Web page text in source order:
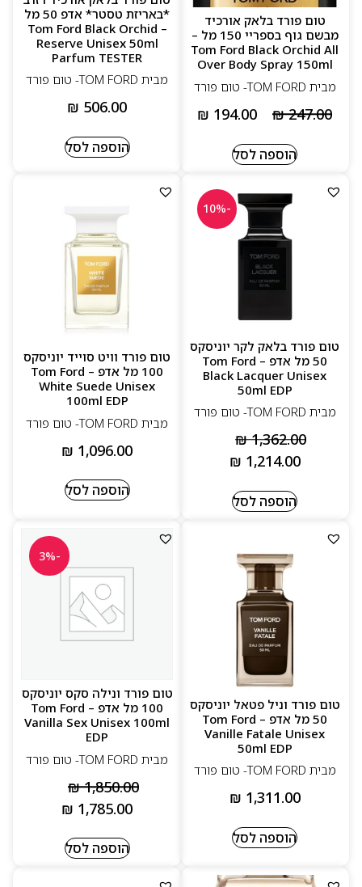
טום פורד בלאק אורכיד
מבשם גוף בספריי 150 מל –
Tom Ford Black Orchid All
Over Body Spray 150ml
מבית TOM FORD- טום פורד
₪247.00
₪ 194.00
הוספה לסל
*באריזת טסטר* אדפ 50 מל
– Tom Ford Black Orchid
Reserve Unisex 50ml
Parfum TESTER
מבית TOM FORD- טום פורד
₪ 506.00
הוספה לסל
-10%
טום פורד בלאק לקר יוניסקס
50 מל אדפ – Tom Ford
Black Lacquer Unisex
50ml EDP
מבית TOM FORD- טום פורד
₪1,362.00
₪ 1,214.00
הוספה לסל
טום פורד וויט סוייד יוניסקס
100 מל אדפ – Tom Ford
White Suede Unisex
100ml EDP
מבית TOM FORD- טום פורד
₪ 1,096.00
הוספה לסל
טום פורד וניל פטאל יוניסקס
50 מל אדפ – Tom Ford
Vanille Fatale Unisex
50ml EDP
מבית TOM FORD- טום פורד
₪ 1,311.00
הוספה לסל
-3%
טום פורד ונילה סקס יוניסקס
100 מל אדפ – Tom Ford
Vanilla Sex Unisex 100ml
EDP
מבית TOM FORD- טום פורד
₪1,850.00
₪ 1,785.00
הוספה לסל